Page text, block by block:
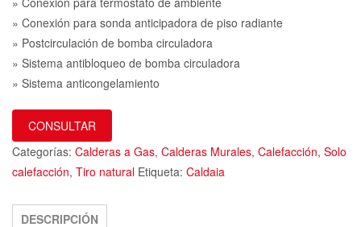
» Conexión para sonda anticipadora de piso radiante
» Postcirculación de bomba circuladora
» Sistema antibloqueo de bomba circuladora
» Sistema anticongelamiento
CONSULTAR
Categorías: Calderas a Gas, Calderas Murales, Calefacción, Solo
calefacción, Tiro natural Etiqueta: Caldaia
DESCRIPCIÓN